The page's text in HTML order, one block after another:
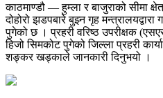
काठमाण्डौ — हुम्ला र बाजुराको सीमा
दोहोरो झडपबारे बुझ्न गृह
पुगेको छ । प्रहरी वरिष्ठ उपरीक्षक
हिजो सिमकोट पुगेको जिल्ला प्रहरी
शङ्कर खड्काले जानकारी दिनुभयो ।